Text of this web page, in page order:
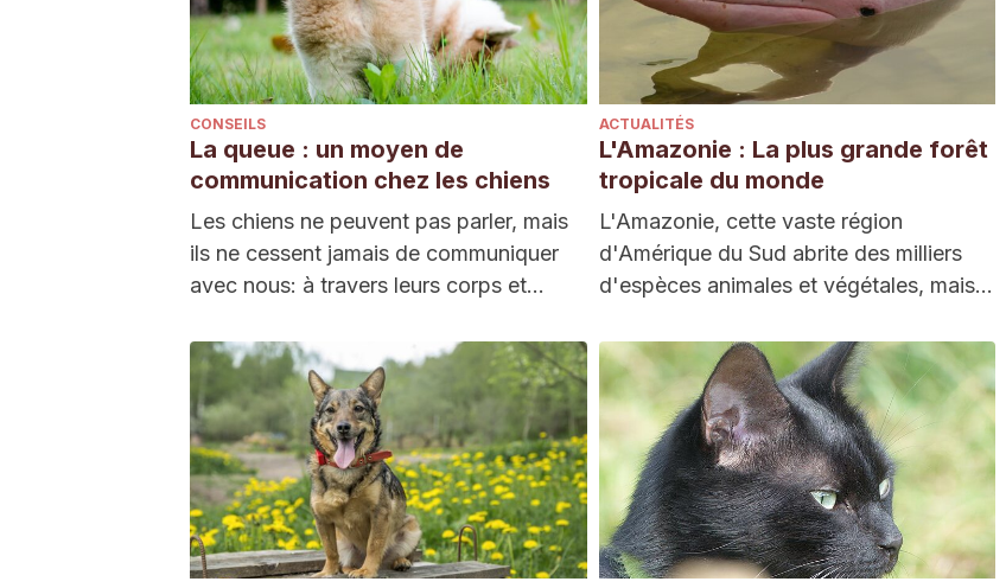
CONSEILS
La queue : un moyen de
communication chez les chiens
Les chiens ne peuvent pas parler, mais
ils ne cessent jamais de communiquer
avec nous: à travers leurs corps et…
ACTUALITÉS
L'Amazonie : La plus grande forêt
tropicale du monde
L'Amazonie, cette vaste région
d'Amérique du Sud abrite des milliers
d'espèces animales et végétales, mais